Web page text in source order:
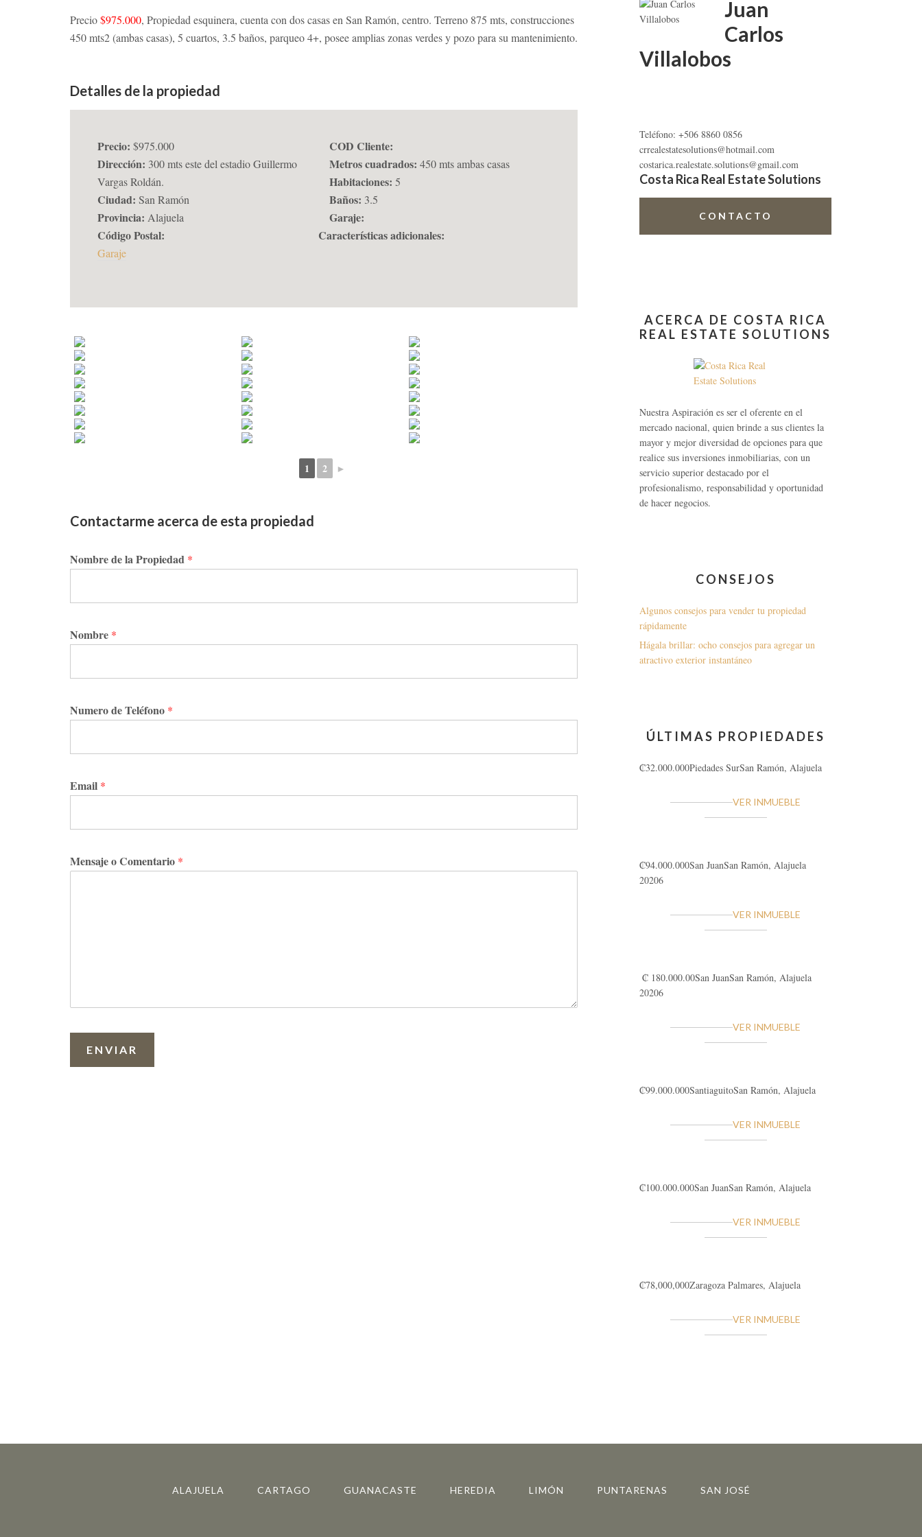
Precio$975.000, Propiedad esquinera, cuenta con dos casas en San Ramón, centro. Terreno 875 mts, construcciones
450 mts2 (ambas casas), 5 cuartos, 3.5 baños, parqueo 4+, posee amplias zonas verdes y pozo para su mantenimiento.
Detalles de la propiedad
Precio: $975.000
Dirección: 300 mts este del estadio Guillermo
Vargas Roldán.
Ciudad: San Ramón
Provincia: Alajuela
Código Postal:
COD Cliente:
Metros cuadrados: 450 mts ambas casas
Habitaciones: 5
Baños: 3.5
Garaje:
Características adicionales:
Garaje
1 2 ►
Contactarme acerca de esta propiedad
Nombre de la Propiedad *
Nombre *
Numero de Teléfono *
Email *
Mensaje o Comentario *
ENVIAR
primaria
Juan
Carlos
Villalobos
Teléfono: +506 8860 0856
crrealestatesolutions@hotmail.com
costarica.realestate.solutions@gmail.com
Costa Rica Real Estate Solutions
CONTACTO
ACERCA DE COSTA RICA
REAL ESTATE SOLUTIONS
Nuestra Aspiración es ser el oferente en el
mercado nacional, quien brinde a sus clientes la
mayor y mejor diversidad de opciones para que
realice sus inversiones inmobiliarias, con un
servicio superior destacado por el
profesionalismo, responsabilidad y oportunidad
de hacer negocios.
CONSEJOS
Algunos consejos para vender tu propiedad
rápidamente
Hágala brillar: ocho consejos para agregar un
atractivo exterior instantáneo
ÚLTIMAS PROPIEDADES
₡32.000.000Piedades SurSan Ramón, Alajuela
VER INMUEBLE
₡94.000.000San JuanSan Ramón, Alajuela
20206
VER INMUEBLE
₡ 180.000.00San JuanSan Ramón, Alajuela
20206
VER INMUEBLE
₡99.000.000SantiaguitoSan Ramón, Alajuela
VER INMUEBLE
₡100.000.000San JuanSan Ramón, Alajuela
VER INMUEBLE
₡78,000,000Zaragoza Palmares, Alajuela
VER INMUEBLE
ALAJUELA CARTAGO GUANACASTE HEREDIA LIMÓN PUNTARENAS SAN JOSÉ